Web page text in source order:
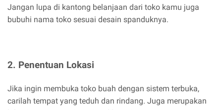
Jangan lupa di kantong belanjaan dari toko kamu juga
bubuhi nama toko sesuai desain spanduknya.
2. Penentuan Lokasi
Jika ingin membuka toko buah dengan sistem terbuka,
carilah tempat yang teduh dan rindang. Juga merupakan